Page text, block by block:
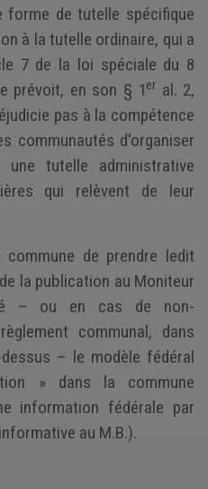
forme de tutelle spécifique
à la tutelle ordinaire, qui a
7 de la loi spéciale du 8
prévoit, en son § 1er al. 2,
pas à la compétence
communautés d'organiser
une tutelle administrative
qui relèvent de leur
de prendre ledit
la publication au Moniteur
– ou en cas de non-
communal, dans
– le modèle fédéral
» dans la commune
information fédérale par
au M.B.).